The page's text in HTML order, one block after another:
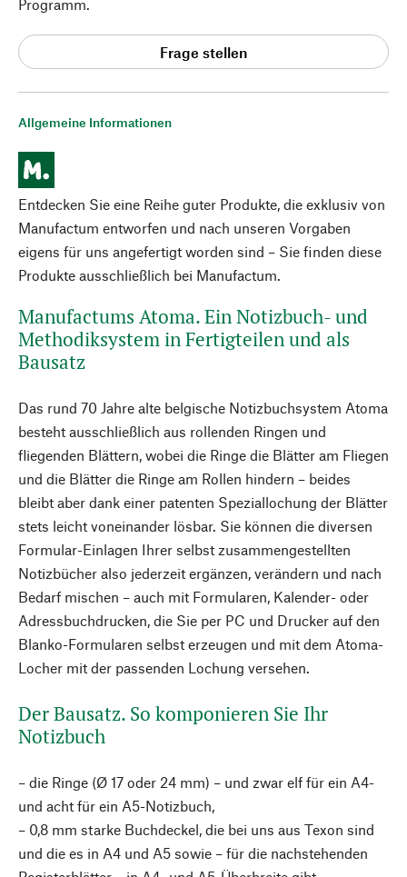
Allgemeine Informationen
Entdecken Sie eine Reihe guter Produkte, die exklusiv von
Manufactum entworfen und nach unseren Vorgaben
eigens für uns angefertigt worden sind – Sie finden diese
Produkte ausschließlich bei Manufactum.
Manufactums Atoma. Ein Notizbuch- und
Methodiksystem in Fertigteilen und als
Bausatz
Das rund 70 Jahre alte belgische Notizbuchsystem Atoma
besteht ausschließlich aus rollenden Ringen und
fliegenden Blättern, wobei die Ringe die Blätter am Fliegen
und die Blätter die Ringe am Rollen hindern – beides
bleibt aber dank einer patenten Speziallochung der Blätter
stets leicht voneinander lösbar. Sie können die diversen
Formular-Einlagen Ihrer selbst zusammengestellten
Notizbücher also jederzeit ergänzen, verändern und nach
Bedarf mischen – auch mit Formularen, Kalender- oder
Adressbuchdrucken, die Sie per PC und Drucker auf den
Blanko-Formularen selbst erzeugen und mit dem Atoma-
Locher mit der passenden Lochung versehen.
Der Bausatz. So komponieren Sie Ihr
Notizbuch
– die Ringe (Ø 17 oder 24 mm) – und zwar elf für ein A4-
und acht für ein A5-Notizbuch,
– 0,8 mm starke Buchdeckel, die bei uns aus Texon sind
und die es in A4 und A5 sowie – für die nachstehenden
Programm.
Frage stellen